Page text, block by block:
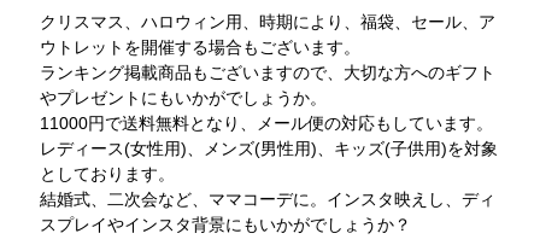
クリスマス、ハロウィン用、時期により、福袋、セール、ア
ウトレットを開催する場合もございます。
ランキング掲載商品もございますので、大切な方へのギフト
やプレゼントにもいかがでしょうか。
11000円で送料無料となり、メール便の対応もしています。
レディース(女性用)、メンズ(男性用)、キッズ(子供用)を対象
としております。
結婚式、二次会など、ママコーデに。インスタ映えし、ディ
スプレイやインスタ背景にもいかがでしょうか？